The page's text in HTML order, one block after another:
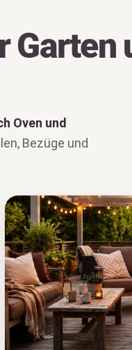
Garten
Oven und
Bezüge und